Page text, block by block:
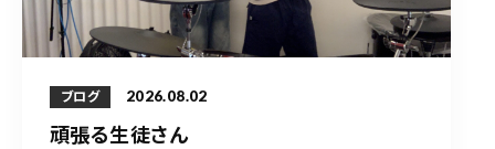
ブログ 2026.08.02
頑張る生徒さん